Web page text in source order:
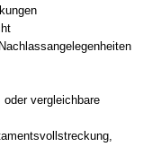
vergleichbare